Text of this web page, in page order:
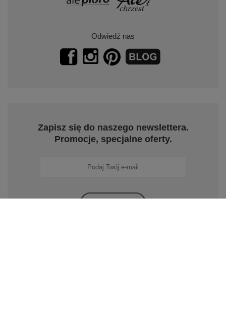
Odwiedź nas
Zapisz się do naszego newslettera.
Promocje, specjalne oferty.